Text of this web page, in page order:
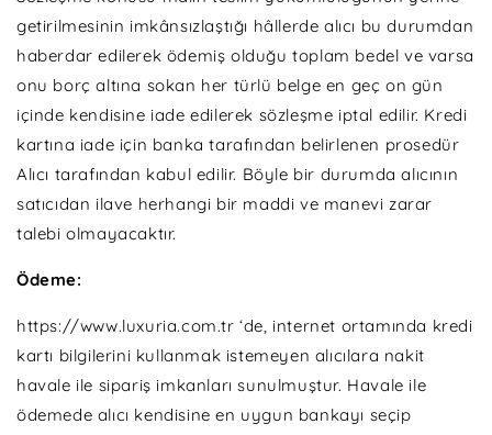
getirilmesinin imkânsızlaştığı hâllerde alıcı bu durumdan
haberdar edilerek ödemiş olduğu toplam bedel ve varsa
onu borç altına sokan her türlü belge en geç on gün
içinde kendisine iade edilerek sözleşme iptal edilir. Kredi
kartına iade için banka tarafından belirlenen prosedür
Alıcı tarafından kabul edilir. Böyle bir durumda alıcının
satıcıdan ilave herhangi bir maddi ve manevi zarar
talebi olmayacaktır.
Ödeme:
https://www.luxuria.com.tr ‘de, internet ortamında kredi
kartı bilgilerini kullanmak istemeyen alıcılara nakit
havale ile sipariş imkanları sunulmuştur. Havale ile
ödemede alıcı kendisine en uygun bankayı seçip